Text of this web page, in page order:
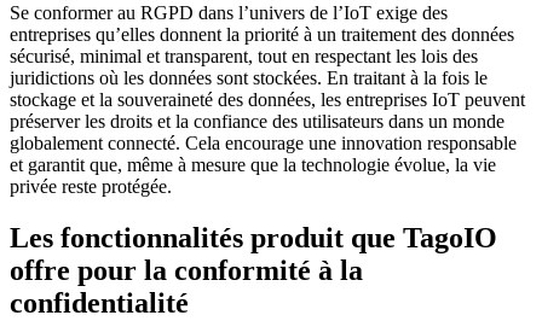
Se conformer au RGPD dans l’univers de l’IoT exige des
entreprises qu’elles donnent la priorité à un traitement des données
sécurisé, minimal et transparent, tout en respectant les lois des
juridictions où les données sont stockées. En traitant à la fois le
stockage et la souveraineté des données, les entreprises IoT peuvent
préserver les droits et la confiance des utilisateurs dans un monde
globalement connecté. Cela encourage une innovation responsable
et garantit que, même à mesure que la technologie évolue, la vie
privée reste protégée.
Les fonctionnalités produit que TagoIO
offre pour la conformité à la
confidentialité